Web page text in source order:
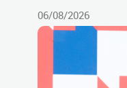
06/08/2026